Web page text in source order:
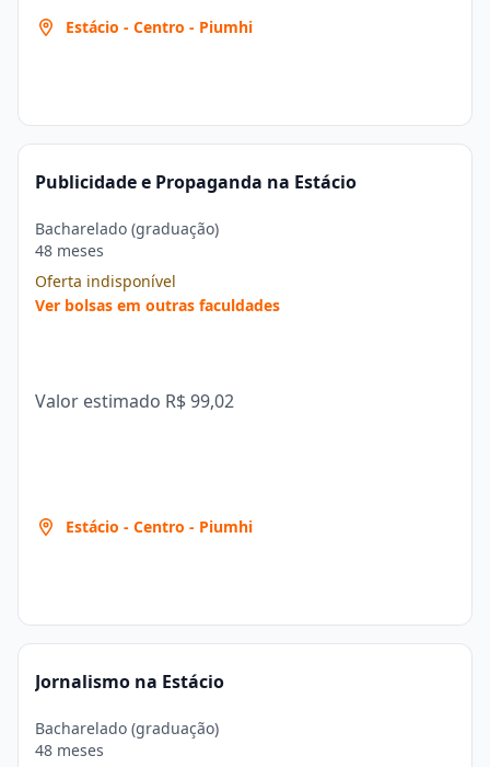
Estácio - Centro - Piumhi
Publicidade e Propaganda na Estácio
Bacharelado (graduação)
48 meses
Oferta indisponível
Ver bolsas em outras faculdades
Valor estimado R$ 99,02
Estácio - Centro - Piumhi
Jornalismo na Estácio
Bacharelado (graduação)
48 meses